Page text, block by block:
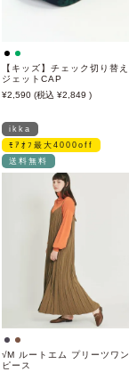
【キッズ】チェック切り替え
ジェットCAP
2,590
2,849
ikka
ﾓｱｵﾌ最大4000off
送料無料
√M ルートエム プリーツワン
ピース